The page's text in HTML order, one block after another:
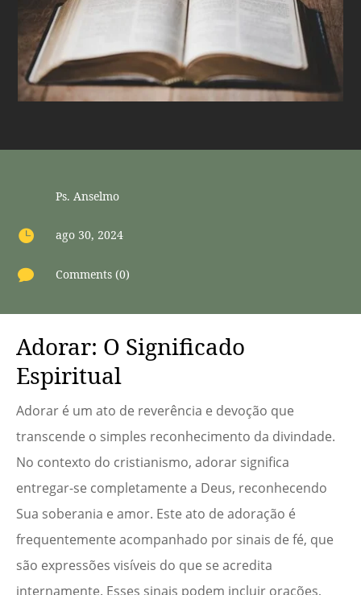
Ps. Anselmo
 ago 30, 2024
 Comments (0)
Adorar: O Significado
Espiritual
Adorar é um ato de reverência e devoção que
transcende o simples reconhecimento da divindade.
No contexto do cristianismo, adorar significa
entregar-se completamente a Deus, reconhecendo
Sua soberania e amor. Este ato de adoração é
frequentemente acompanhado por sinais de fé, que
são expressões visíveis do que se acredita
internamente. Esses sinais podem incluir orações,